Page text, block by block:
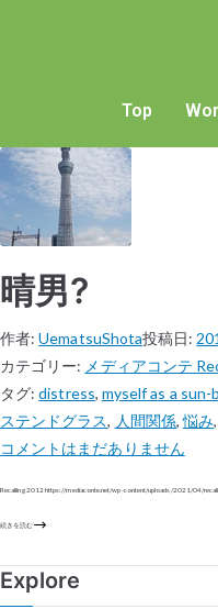
Top
晴男?
作者:UematsuShota投稿日:
カテゴリー: メディアコンテ
タグ:distress, myself as a sun-
ステンドグラス, 人間関係,悩み
コメントはまだありません
Recalling 2012 https://mediaconte.net/wp-content/uploads/2021/04/
続きを読む
Explore